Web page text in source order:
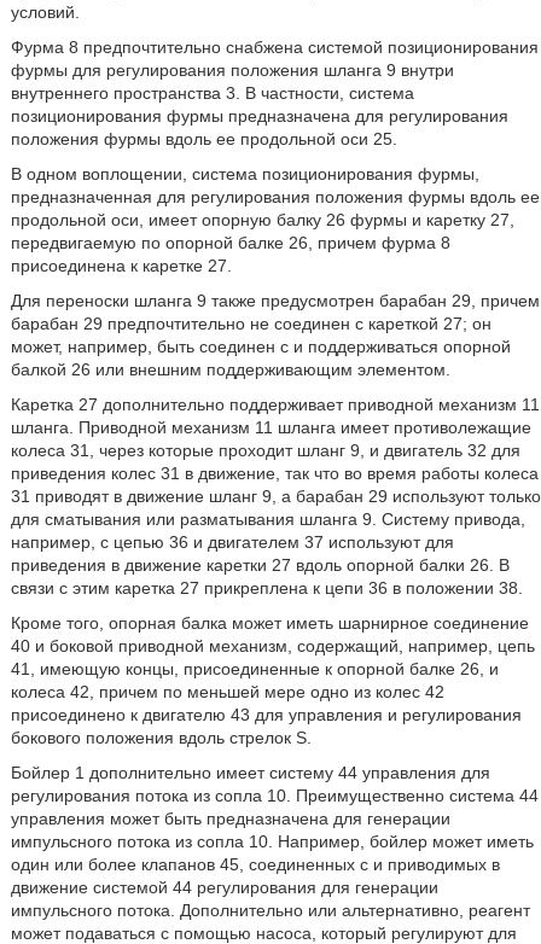
условий.
Фурма 8 предпочтительно снабжена системой позиционирования
фурмы для регулирования положения шланга 9 внутри
внутреннего пространства 3. В частности, система
позиционирования фурмы предназначена для регулирования
положения фурмы вдоль ее продольной оси 25.
В одном воплощении, система позиционирования фурмы,
предназначенная для регулирования положения фурмы вдоль ее
продольной оси, имеет опорную балку 26 фурмы и каретку 27,
передвигаемую по опорной балке 26, причем фурма 8
присоединена к каретке 27.
Для переноски шланга 9 также предусмотрен барабан 29, причем
барабан 29 предпочтительно не соединен с кареткой 27; он
может, например, быть соединен с и поддерживаться опорной
балкой 26 или внешним поддерживающим элементом.
Каретка 27 дополнительно поддерживает приводной механизм 11
шланга. Приводной механизм 11 шланга имеет противолежащие
колеса 31, через которые проходит шланг 9, и двигатель 32 для
приведения колес 31 в движение, так что во время работы колеса
31 приводят в движение шланг 9, а барабан 29 используют только
для сматывания или разматывания шланга 9. Систему привода,
например, с цепью 36 и двигателем 37 используют для
приведения в движение каретки 27 вдоль опорной балки 26. В
связи с этим каретка 27 прикреплена к цепи 36 в положении 38.
Кроме того, опорная балка может иметь шарнирное соединение
40 и боковой приводной механизм, содержащий, например, цепь
41, имеющую концы, присоединенные к опорной балке 26, и
колеса 42, причем по меньшей мере одно из колес 42
присоединено к двигателю 43 для управления и регулирования
бокового положения вдоль стрелок S.
Бойлер 1 дополнительно имеет систему 44 управления для
регулирования потока из сопла 10. Преимущественно система 44
управления может быть предназначена для генерации
импульсного потока из сопла 10. Например, бойлер может иметь
один или более клапанов 45, соединенных с и приводимых в
движение системой 44 регулирования для генерации
импульсного потока. Дополнительно или альтернативно, реагент
может подаваться с помощью насоса, который регулируют для